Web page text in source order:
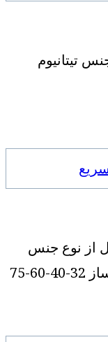
تیتانیوم
از نوع جنس
75